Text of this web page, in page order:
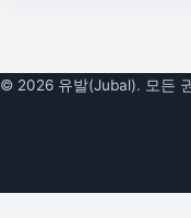
© 2026 유발(Jubal). 모든